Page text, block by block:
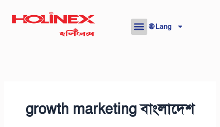
🌐 Lang
growth marketing বাংলাদেশ